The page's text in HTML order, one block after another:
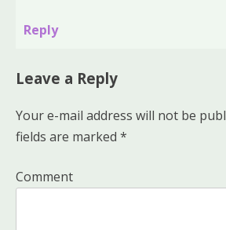
Reply
Leave a Reply
Your e-mail address will not be
fields are marked *
Comment